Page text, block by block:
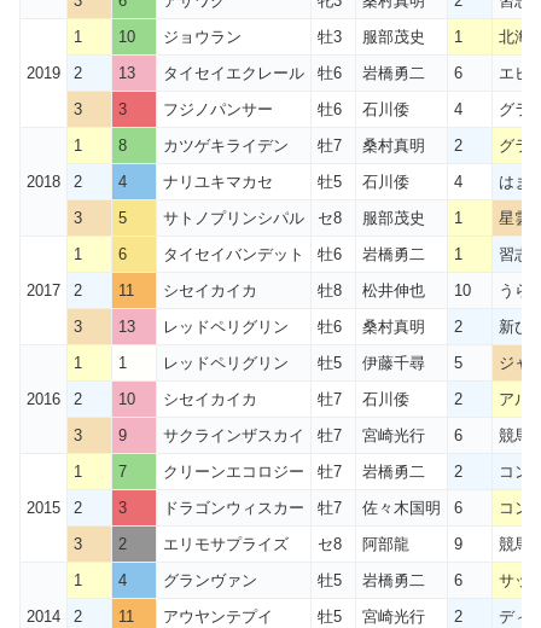
2019
1 10 ジョウラン 牡3 服部茂史 1
北海
2
13 タイセイエクレール 牡6 岩橋勇二 6
エピ
3
3 フジノパンサー 牡6 石川倭 4 グラ
2018
1 8 カツゲキライデン 牡7 桑村真明 2
グラ
2
4 ナリユキマカセ 牡5 石川倭 4
はま
3
5 サトノプリンシパル セ8 服部茂史 1 星雲
2017
1 6 タイセイバンデット 牡6 岩橋勇二 1
習志
2
11 シセイカイカ 牡8 松井伸也 10
うら
3
13 レッドペリグリン 牡6 桑村真明 2 新ひ
2016
1 1 レッドペリグリン 牡5 伊藤千尋 5
ジャ
2
10 シセイカイカ 牡7 石川倭 2
アル
3
9 サクラインザスカイ 牡7 宮崎光行 6 競馬
2015
1 7 クリーンエコロジー 牡7 岩橋勇二 2
コン
2
3 ドラゴンウィスカー 牡7 佐々木国明 6
コン
3
2 エリモサプライズ セ8 阿部龍 9 競馬
2014
1 4 グランヴァン 牡5 岩橋勇二 6
サッ
2
11 アウヤンテプイ 牡5 宮崎光行 2
ディ